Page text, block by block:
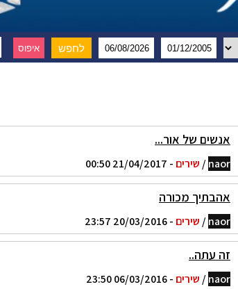
אנשים של אור...
naor
/שירים - 21/04/2017 00:50
אהבתיך מכורה
naor
/שירים - 20/03/2016 23:57
זה עתה..
naor
/שירים - 06/03/2016 23:50